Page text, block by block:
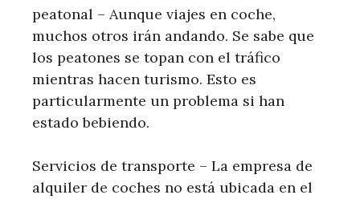
peatonal – Aunque viajes en coche,
muchos otros irán andando. Se sabe que
los peatones se topan con el tráfico
mientras hacen turismo. Esto es
particularmente un problema si han
estado bebiendo.
Servicios de transporte – La empresa de
alquiler de coches no está ubicada en el